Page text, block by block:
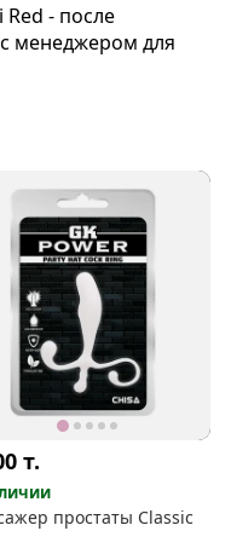
- после
менеджером для
т.
простаты Classic